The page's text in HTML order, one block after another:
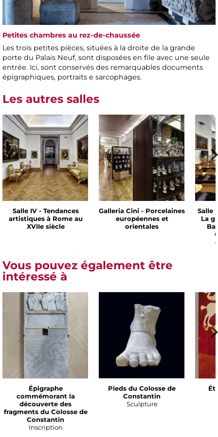
Petites chambres au rez-de-chaussée
Les trois petites pièces, situées à la droite de la grande
porte du Palais Neuf, sont disposées en file avec une seule
entrée. Ici, sont conservés des remarquables documents
épigraphiques, portraits e sarcophages.
Les autres salles
Salle IV - Tendances
artistiques à Rome au
XVIIe siècle
Galleria Cini - Porcelaines
européennes et
orientales
Salle
La
Vous pouvez également être
intéressé à
Épigraphe
commémorant la
découverte des
fragments du Colosse de
Constantin
Inscription
Pieds du Colosse de
Constantin
Sculpture